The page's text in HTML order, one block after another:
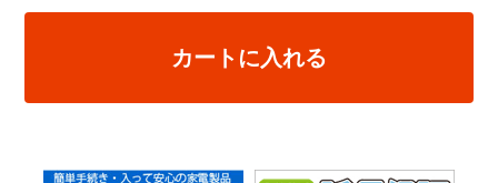
カートに入れる